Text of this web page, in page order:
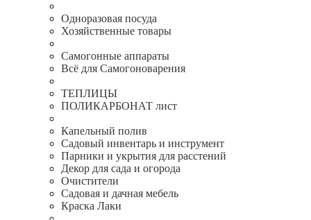
Одноразовая посуда
Хозяйственные товары
Самогонные аппараты
Всё для Самогоноварения
ТЕПЛИЦЫ
ПОЛИКАРБОНАТ лист
Капельный полив
Садовый инвентарь и инструмент
Парники и укрытия для расстений
Декор для сада и огорода
Очистители
Садовая и дачная мебель
Краска Лаки